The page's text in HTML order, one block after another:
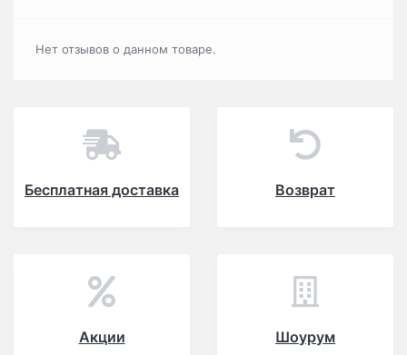
Нет отзывов о данном товаре.
Бесплатная доставка Возврат
Акции Шоурум